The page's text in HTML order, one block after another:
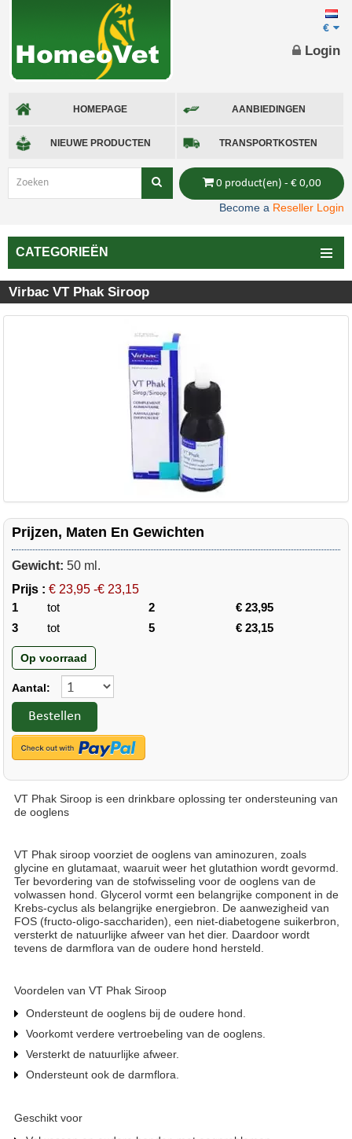
HOMEPAGE AANBIEDINGEN
NIEUWE PRODUCTEN TRANSPORTKOSTEN
€
0 product(en) - € 0,00
Login
Become a Reseller Login
CATEGORIEËN
Virbac VT Phak Siroop
Prijzen, Maten En Gewichten
Gewicht: 50 ml.
Prijs : € 23,95 -€ 23,15
1
tot 2
€ 23,95
3
tot 5 € 23,15
Op voorraad
Aantal:
Bestellen
VT Phak Siroop is een drinkbare oplossing ter ondersteuning van
de ooglens
VT Phak siroop voorziet de ooglens van aminozuren, zoals
glycine en glutamaat, waaruit weer het glutathion wordt gevormd.
Ter bevordering van de stofwisseling voor de ooglens van de
volwassen hond. Glycerol vormt een belangrijke component in de
Krebs-cyclus als belangrijke energiebron. De aanwezigheid van
FOS (fructo-oligo-sacchariden), een niet-diabetogene suikerbron,
versterkt de natuurlijke afweer van het dier. Daardoor wordt
tevens de darmflora van de oudere hond hersteld.
Voordelen van VT Phak Siroop
Ondersteunt de ooglens bij de oudere hond.
Voorkomt verdere vertroebeling van de ooglens.
Versterkt de natuurlijke afweer.
Ondersteunt ook de darmflora.
Geschikt voor